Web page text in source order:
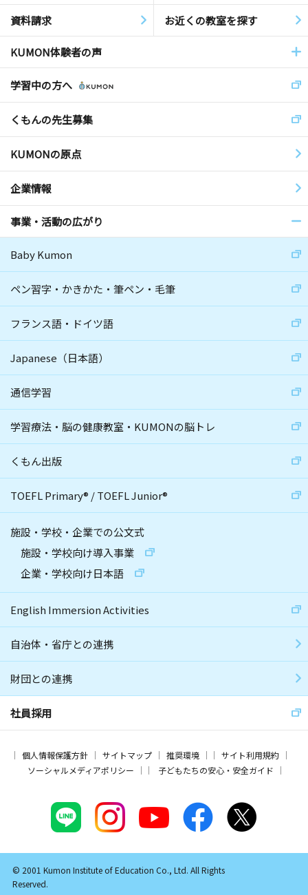
資料請求 お近くの教室を探す
KUMON体験者の声
学習中の方へ
くもんの先生募集
KUMONの原点
企業情報
事業・活動の広がり
Baby Kumon
ペン習字・かきかた・筆ペン・毛筆
フランス語・ドイツ語
Japanese（日本語）
通信学習
学習療法・脳の健康教室・KUMONの脳トレ
くもん出版
TOEFL Primary® /TOEFL Junior®
施設・学校・企業での公文式
施設・学校向け導入事業
企業・学校向け日本語
English Immersion Activities
自治体・省庁との連携
財団との連携
社員採用
個人情報保護方針 サイトマップ 推奨環境
サイト利用規約
ソーシャルメディアポリシー
子どもたちの安心・安全ガイド
© 2001 Kumon Institute of Education Co., Ltd. All Rights
Reserved.